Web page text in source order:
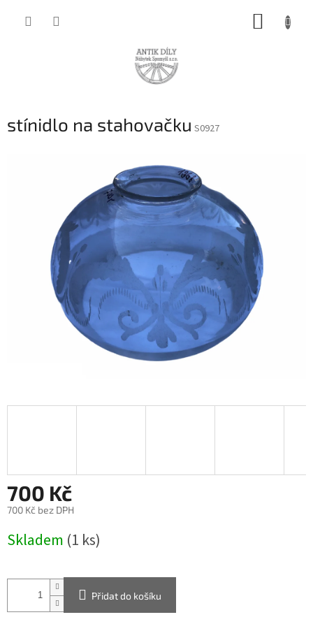
stínidlo na stahovačku S0927
700 Kč
700 Kč bez DPH
cena:
Skladem (1 ks)
Přidat do košíku